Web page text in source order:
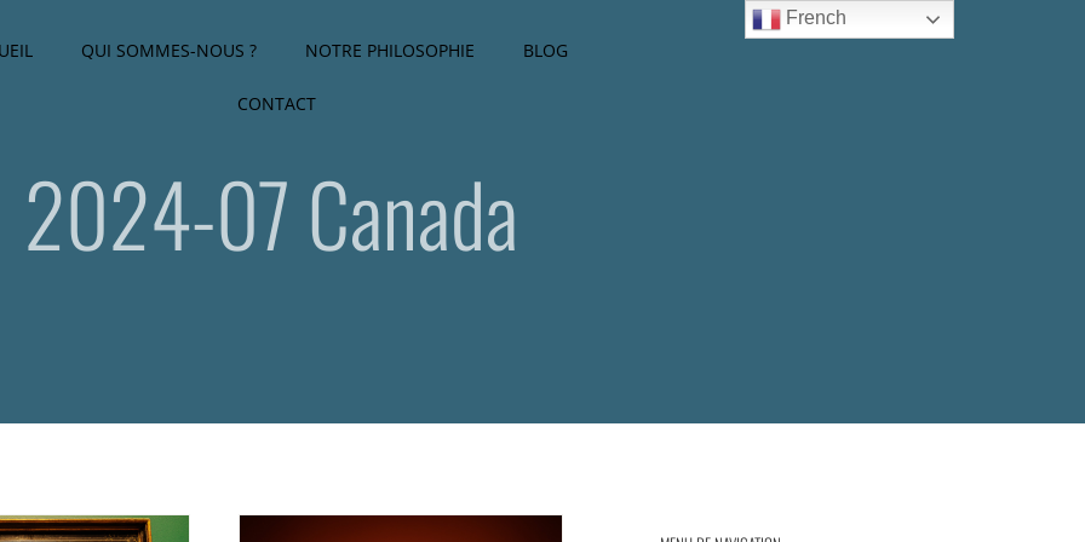
QUI SOMMES-NOUS ? NOTRE PHILOSOPHIE BLOG
CONTACT
2024-07 Canada
French